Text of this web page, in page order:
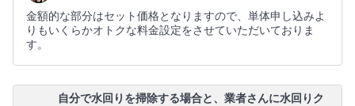
金額的な部分はセット価格となりますので、単体申し込みよ
りもいくらかオトクな料金設定をさせていただいておりま
す。
自分で水回りを掃除する場合と、業者さんに水回りク